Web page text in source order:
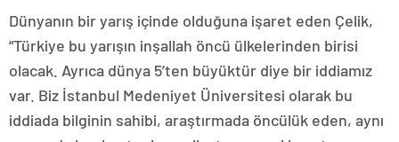
Dünyanın bir yarış içinde olduğuna işaret eden Çelik,
“Türkiye bu yarışın inşallah öncü ülkelerinden birisi
olacak. Ayrıca dünya 5’ten büyüktür diye bir iddiamız
var. Biz İstanbul Medeniyet Üniversitesi olarak bu
iddiada bilginin sahibi, araştırmada öncülük eden, aynı